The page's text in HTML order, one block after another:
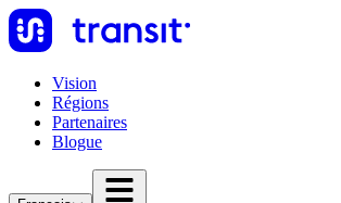
Vision
Régions
Partenaires
Blogue